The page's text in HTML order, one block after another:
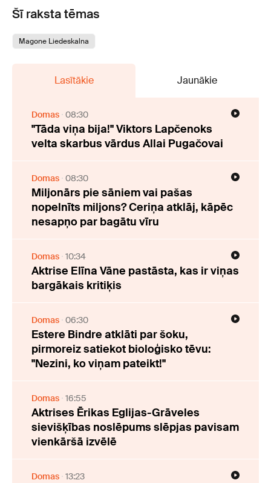
Šī raksta tēmas
Magone Liedeskalna
Lasītākie Jaunākie
Domas 08:30
"Tāda viņa bija!" Viktors Lapčenoks
velta skarbus vārdus Allai Pugačovai
Domas 08:30
Miljonārs pie sāniem vai pašas
nopelnīts miljons? Ceriņa atklāj, kāpēc
nesapņo par bagātu vīru
Domas 10:34
Aktrise Elīna Vāne pastāsta, kas ir viņas
bargākais kritiķis
Domas 06:30
Estere Bindre atklāti par šoku,
pirmoreiz satiekot bioloģisko tēvu:
"Nezini, ko viņam pateikt!"
Domas 16:55
Aktrises Ērikas Eglijas-Grāveles
sievišķības noslēpums slēpjas pavisam
vienkāršā izvēlē
Domas 13:23